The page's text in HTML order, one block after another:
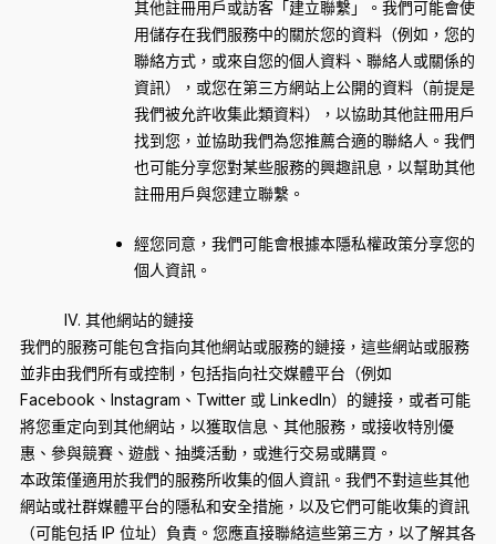
其他註冊用戶或訪客「建立聯繫」。我們可能會使
用儲存在我們服務中的關於您的資料（例如，您的
聯絡方式，或來自您的個人資料、聯絡人或關係的
資訊），或您在第三方網站上公開的資料（前提是
我們被允許收集此類資料），以協助其他註冊用戶
找到您，並協助我們為您推薦合適的聯絡人。我們
也可能分享您對某些服務的興趣訊息，以幫助其他
註冊用戶與您建立聯繫。
經您同意，我們可能會根據本隱私權政策分享您的
個人資訊。
IV. 其他網站的鏈接
我們的服務可能包含指向其他網站或服務的鏈接，這些網站或服務
並非由我們所有或控制，包括指向社交媒體平台（例如
Facebook、Instagram、Twitter 或 LinkedIn）的鏈接，或者可能
將您重定向到其他網站，以獲取信息、其他服務，或接收特別優
惠、參與競賽、遊戲、抽獎活動，或進行交易或購買。
本政策僅適用於我們的服務所收集的個人資訊。我們不對這些其他
網站或社群媒體平台的隱私和安全措施，以及它們可能收集的資訊
（可能包括 IP 位址）負責。您應直接聯絡這些第三方，以了解其各